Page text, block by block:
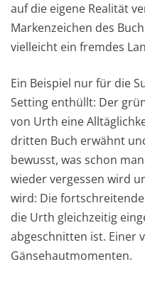
auf die eigene Realität
Markenzeichen des
vielleicht ein fremdes
Ein Beispiel nur für die
Setting enthüllt: Der
von Urth eine
dritten Buch erwähnt
bewusst, was schon
wieder vergessen wird
wird: Die
die Urth gleichzeitig
abgeschnitten ist. Einer
Gänsehautmomenten.